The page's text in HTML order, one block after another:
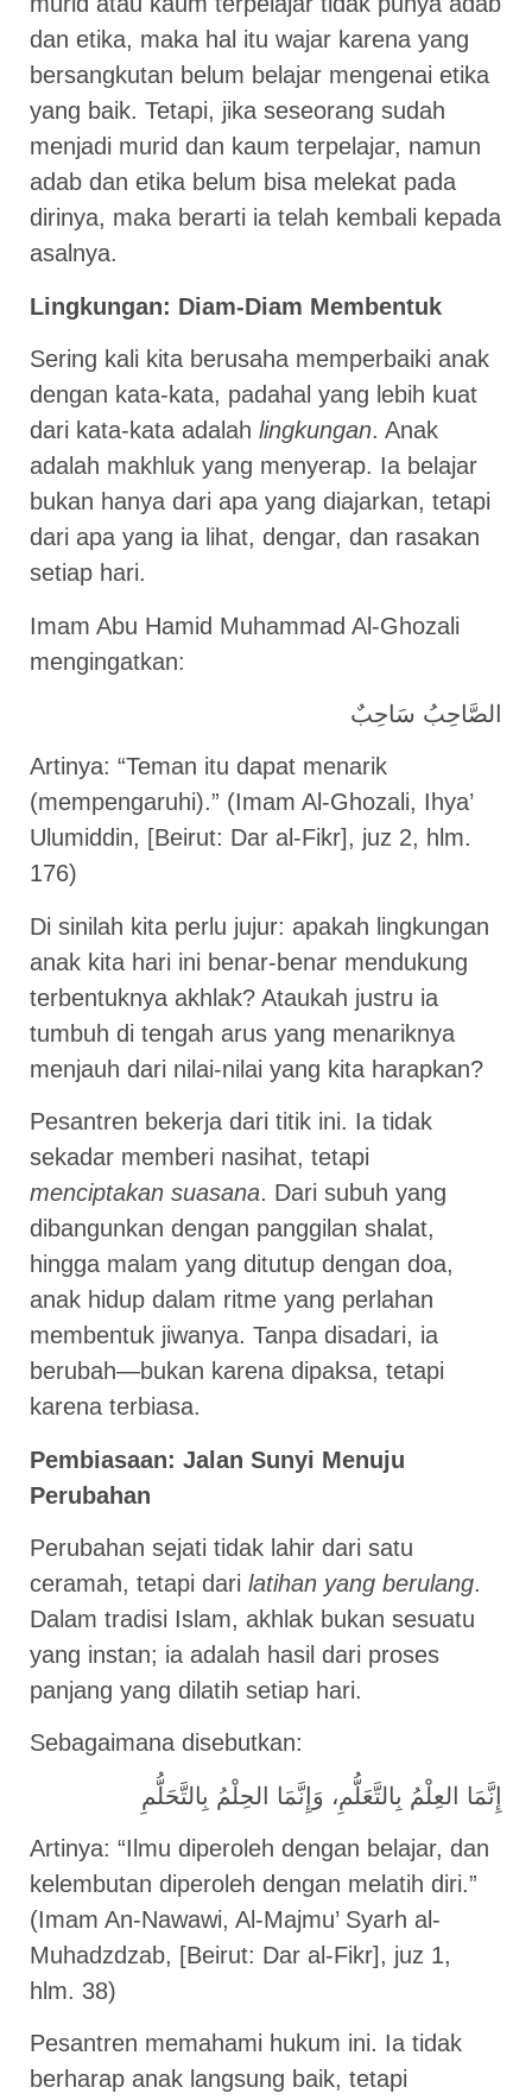
dan etika, maka hal itu wajar karena yang
bersangkutan belum belajar mengenai etika
yang baik. Tetapi, jika seseorang sudah
menjadi murid dan kaum terpelajar, namun
adab dan etika belum bisa melekat pada
dirinya, maka berarti ia telah kembali kepada
asalnya.
Lingkungan: Diam-Diam Membentuk
Sering kali kita berusaha memperbaiki anak
dengan kata-kata, padahal yang lebih kuat
dari kata-kata adalah lingkungan. Anak
adalah makhluk yang menyerap. Ia belajar
bukan hanya dari apa yang diajarkan, tetapi
dari apa yang ia lihat, dengar, dan rasakan
setiap hari.
Imam Abu Hamid Muhammad Al-Ghozali
mengingatkan:
الصَّاحِبُ سَاحِبٌ
Artinya: “Teman itu dapat menarik
(mempengaruhi).” (Imam Al-Ghozali, Ihya’
Ulumiddin, [Beirut: Dar al-Fikr], juz 2, hlm.
176)
Di sinilah kita perlu jujur: apakah lingkungan
anak kita hari ini benar-benar mendukung
terbentuknya akhlak? Ataukah justru ia
tumbuh di tengah arus yang menariknya
menjauh dari nilai-nilai yang kita harapkan?
Pesantren bekerja dari titik ini. Ia tidak
sekadar memberi nasihat, tetapi
menciptakan suasana. Dari subuh yang
dibangunkan dengan panggilan shalat,
hingga malam yang ditutup dengan doa,
anak hidup dalam ritme yang perlahan
membentuk jiwanya. Tanpa disadari, ia
berubah—bukan karena dipaksa, tetapi
karena terbiasa.
Pembiasaan: Jalan Sunyi Menuju
Perubahan
Perubahan sejati tidak lahir dari satu
ceramah, tetapi dari latihan yang berulang.
Dalam tradisi Islam, akhlak bukan sesuatu
yang instan; ia adalah hasil dari proses
panjang yang dilatih setiap hari.
Sebagaimana disebutkan:
إِنَّمَا العِلْمُ بِالتَّعَلُّمِ، وَإِنَّمَا الحِلْمُ بِالتَّحَلُّمِ
Artinya: “Ilmu diperoleh dengan belajar, dan
kelembutan diperoleh dengan melatih diri.”
(Imam An-Nawawi, Al-Majmu’ Syarh al-
Muhadzdzab, [Beirut: Dar al-Fikr], juz 1,
hlm. 38)
Pesantren memahami hukum ini. Ia tidak
berharap anak langsung baik, tetapi